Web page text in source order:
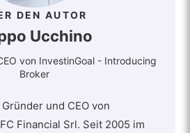
DEN AUTOR
Ucchino
von InvestinGoal - Introducing
Broker
und CEO von
Financial Srl. Seit 2005 im